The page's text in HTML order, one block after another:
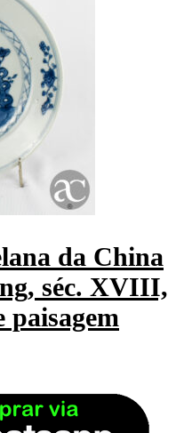
da China
séc. XVIII,
paisagem